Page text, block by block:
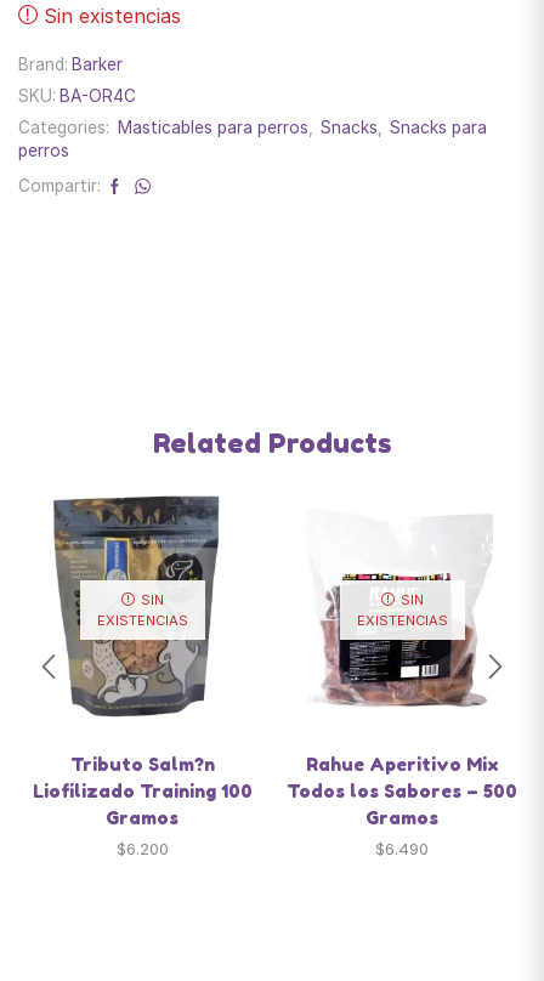
Sin existencias
Brand: Barker
SKU: BA-OR4C
Categories:
Masticables para perros, Snacks, Snacks para
perros
Compartir:
Related Products
SIN
EXISTENCIAS
Tributo Salm?n
Liofilizado Training 100
Gramos
$6.200
SIN
EXISTENCIAS
Rahue Aperitivo Mix
Todos los Sabores – 500
Gramos
$6.490